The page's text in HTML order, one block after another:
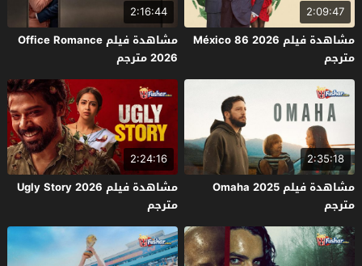
2:09:47
مشاهدة فيلم México 86 2026
مترجم
2:16:44
مشاهدة فيلم Office Romance
2026 مترجم
2:35:18
مشاهدة فيلم Omaha 2025
مترجم
2:24:16
مشاهدة فيلم Ugly Story 2026
مترجم